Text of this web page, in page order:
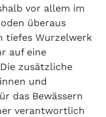
vor allem im
überaus
tiefes Wurzelwerk
auf eine
zusätzliche
und
das Bewässern
verantwortlich